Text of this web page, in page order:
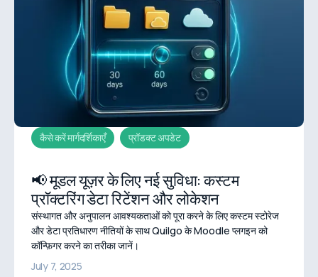
कैसे करें मार्गदर्शिकाएँ प्रॉडक्ट अपडेट
📢 मूडल यूज़र के लिए नई सुविधा: कस्टम
प्रॉक्टरिंग डेटा रिटेंशन और लोकेशन
संस्थागत और अनुपालन आवश्यकताओं को पूरा करने के लिए कस्टम स्टोरेज
और डेटा प्रतिधारण नीतियों के साथ Quilgo के Moodle प्लगइन को
कॉन्फ़िगर करने का तरीका जानें।
July 7, 2025